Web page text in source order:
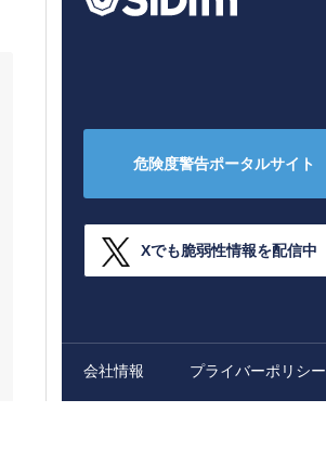
危険度警告ポータルサイト
Xでも脆弱性情報を配信中
会社情報 プライバーポリシー